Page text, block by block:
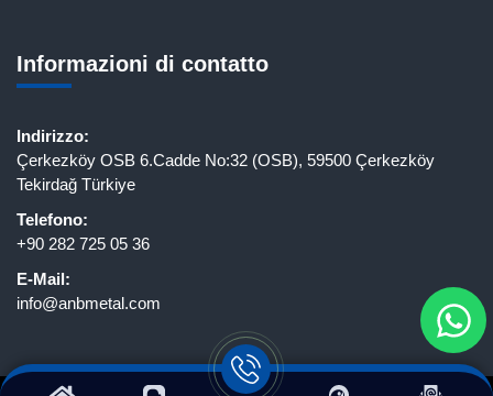
Informazioni di contatto
Indirizzo:
Çerkezköy OSB 6.Cadde No:32 (OSB), 59500 Çerkezköy
Tekirdağ Türkiye
Telefono:
+90 282 725 05 36
E-Mail:
info@anbmetal.com